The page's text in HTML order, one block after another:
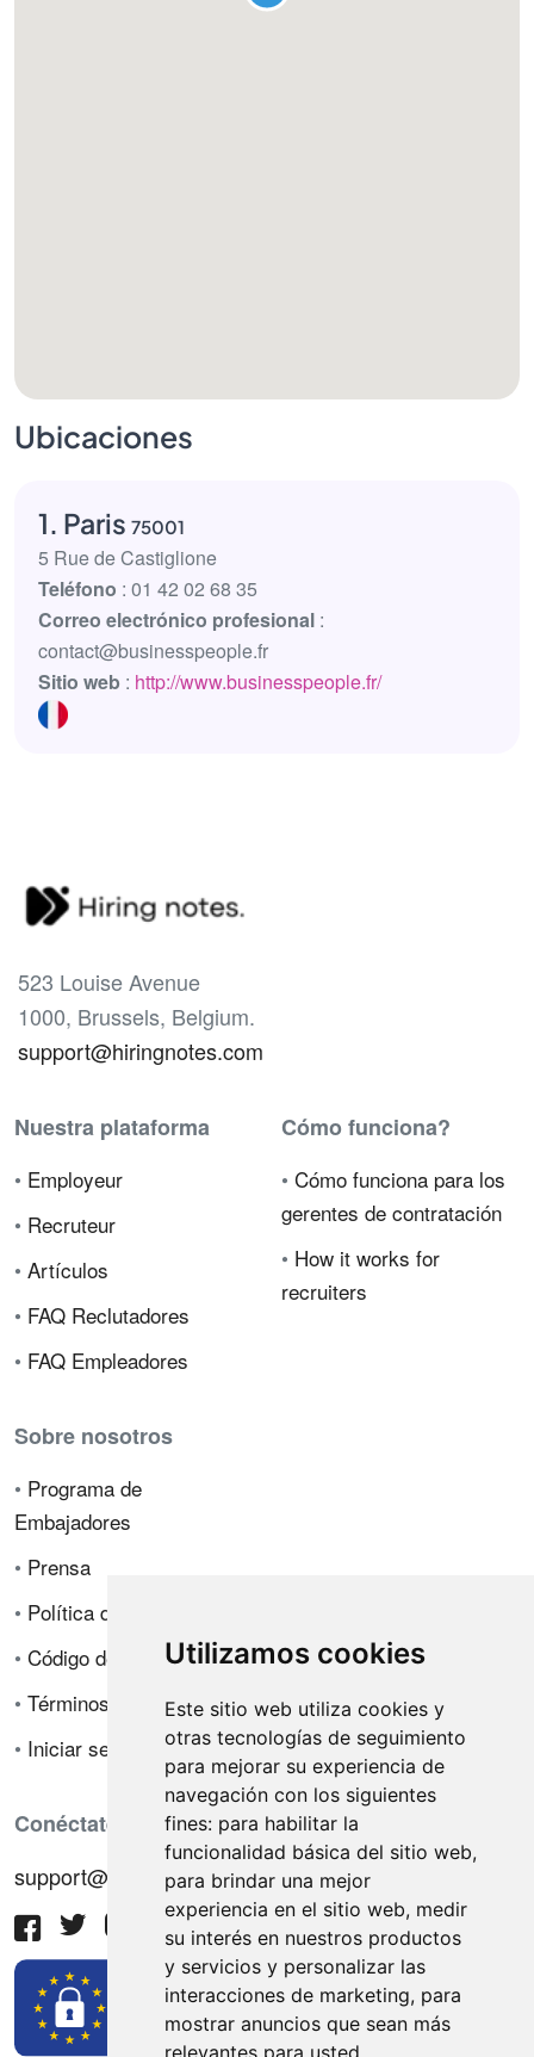
Utilizamos cookies
Este sitio web utiliza cookies y
otras tecnologías de seguimiento
para mejorar su experiencia de
navegación con los siguientes
fines: para habilitar la
funcionalidad básica del sitio web,
para brindar una mejor
experiencia en el sitio web, medir
su interés en nuestros productos
y servicios y personalizar las
interacciones de marketing, para
mostrar anuncios que sean más
relevantes para usted
Ubicaciones
1. Paris 75001
5 Rue de Castiglione
Teléfono : 01 42 02 68 35
Correo electrónico profesional :
contact@businesspeople.fr
Sitio web : http://www.businesspeople.fr/
523 Louise Avenue
1000, Brussels, Belgium.
support@hiringnotes.com
Nuestra plataforma
• Employeur
• Recruteur
• Artículos
• FAQ Reclutadores
• FAQ Empleadores
Cómo funciona?
• Cómo funciona para los
gerentes de contratación
• How it works for
recruiters
Sobre nosotros
• Programa de
Embajadores
• Prensa
• Política de privacidad
• Código de ética
• Términos de venta
• Iniciar sesión
Conéctate con nosotros
support@hiringnotes.com